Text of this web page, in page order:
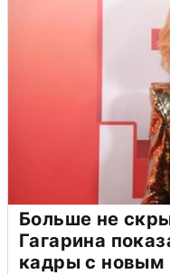
Больше не
Гагарина
кадры с новым